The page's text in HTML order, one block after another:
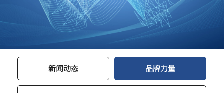
新闻动态 品牌力量